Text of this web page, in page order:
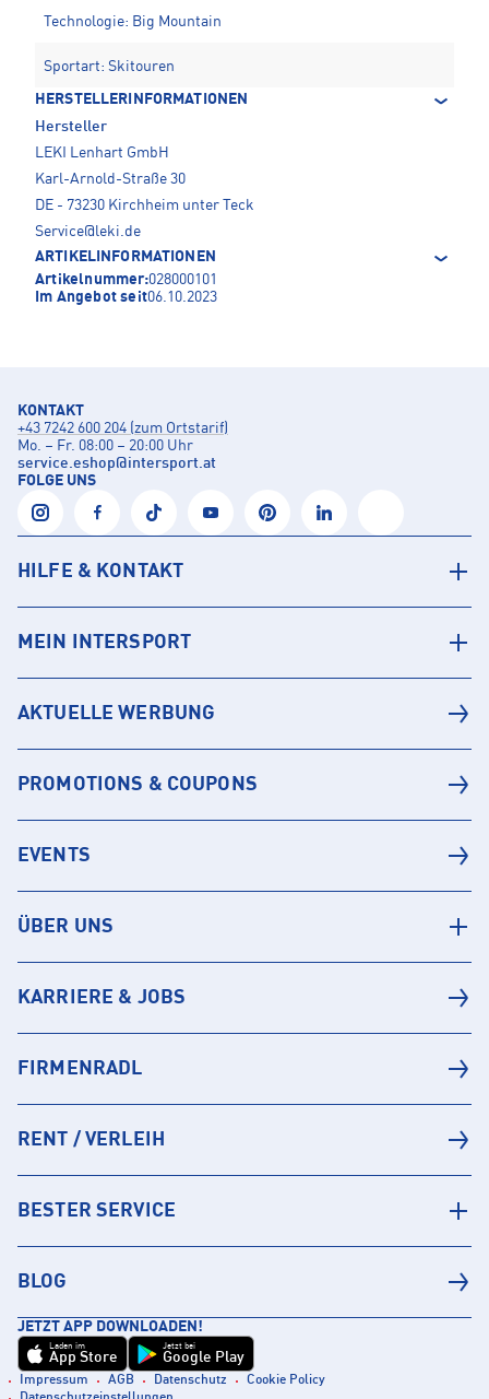
Technologie: Big Mountain
Sportart: Skitouren
HERSTELLERINFORMATIONEN
Hersteller
LEKI Lenhart GmbH
Karl-Arnold-Straße 30
DE - 73230 Kirchheim unter Teck
Service@leki.de
ARTIKELINFORMATIONEN
Artikelnummer:028000101
Im Angebot seit06.10.2023
KONTAKT
+43 7242 600 204 (zum Ortstarif)
Mo. – Fr. 08:00 – 20:00 Uhr
service.eshop@intersport.at
FOLGE UNS
HILFE & KONTAKT
MEIN INTERSPORT
AKTUELLE WERBUNG
PROMOTIONS & COUPONS
EVENTS
ÜBER UNS
KARRIERE & JOBS
FIRMENRADL
RENT / VERLEIH
BESTER SERVICE
BLOG
JETZT APP DOWNLOADEN!
Laden im
App Store
Jetzt bei
Google Play
Impressum AGB Datenschutz
Cookie Policy